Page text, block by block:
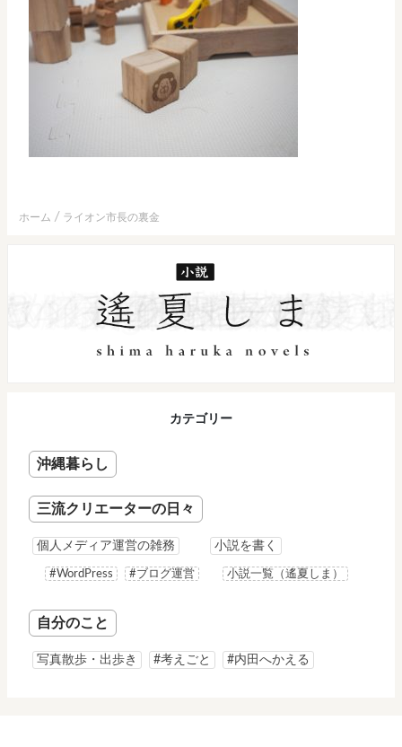
ホーム ライオン市長の裏金
カテゴリー
沖縄暮らし
三流クリエーターの日々
個人メディア運営の雑務
#WordPress #ブログ運営
小説を書く
小説一覧（遙夏しま）
自分のこと
写真散歩・出歩き #考えごと #内田へかえる